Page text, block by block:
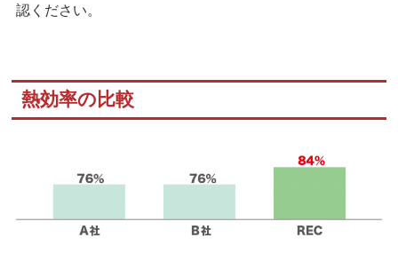
認ください。
熱効率の比較